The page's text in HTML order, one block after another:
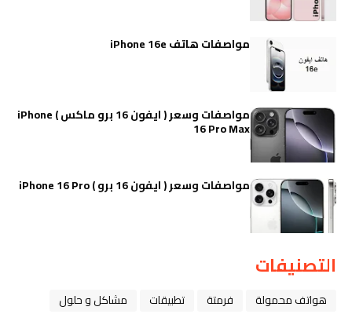
مواصفات هاتف iPhone 16e
مواصفات وسعر ( ايفون 16 برو ماكس ) iPhone
16 Pro Max
مواصفات وسعر ( ايفون 16 برو ) iPhone 16 Pro
التصنيفات
هواتف محمولة فرمتة تطبيقات
مشاكل و حلول